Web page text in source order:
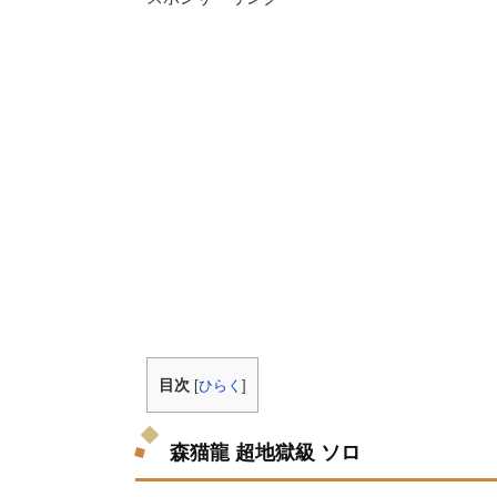
目次 [ひらく ]
森猫龍 超地獄級 ソロ